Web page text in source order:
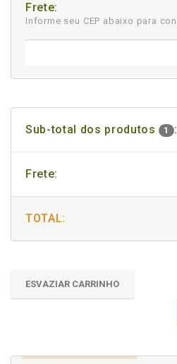
Frete:
Informe seu CEP abaixo para
Sub-total dos produtos 1 :
Frete:
TOTAL:
ESVAZIAR CARRINHO